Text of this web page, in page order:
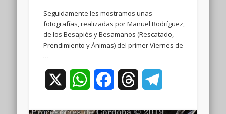
Seguidamente les mostramos unas
fotografías, realizadas por Manuel Rodríguez,
de los Besapiés y Besamanos (Rescatado,
Prendimiento y Ánimas) del primer Viernes de
…
WhatsAppFacebookThreads